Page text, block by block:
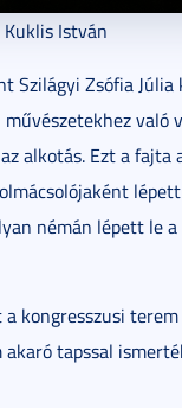
Kuklis István
Zsófia
alkotás. Ezt a
némán lépett le
kongresszusi
tapssal